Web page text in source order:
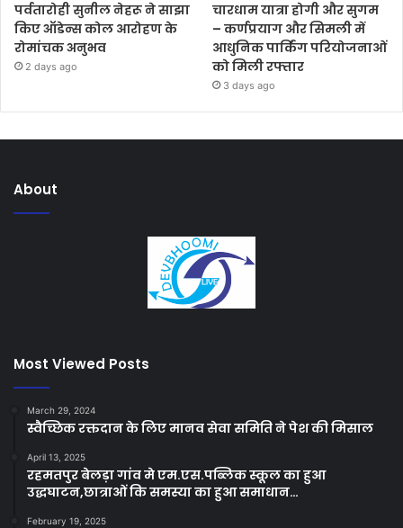
पर्वतारोही सुनील नेहरू ने साझा
किए ऑडेन्स कोल आरोहण के
रोमांचक अनुभव
2 days ago
चारधाम यात्रा होगी और सुगम
– कर्णप्रयाग और सिमली में
आधुनिक पार्किंग परियोजनाओं
को मिली रफ्तार
3 days ago
About
Most Viewed Posts
March 29, 2024
स्वैच्छिक रक्तदान के लिए मानव सेवा समिति ने पेश की मिसाल
April 13, 2025
रहमतपुर बेलड़ा गांव मे एम.एस.पब्लिक स्कूल का हुआ
उद्धघाटन,छात्राओं कि समस्या का हुआ समाधान…
February 19, 2025